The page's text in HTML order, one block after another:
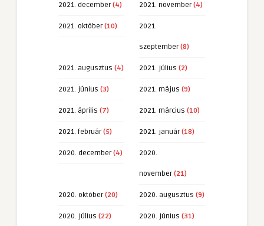
2021. december(4) 2021. november(4)
2021. október(10) 2021.
szeptember(8)
2021. augusztus (4) 2021. július (2)
2021. június (3) 2021. május (9)
2021. április (7) 2021. március (10)
2021. február(5) 2021. január(18)
2020. december(4) 2020.
november(21)
2020. október(20) 2020. augusztus (9)
2020. július (22) 2020. június (31)